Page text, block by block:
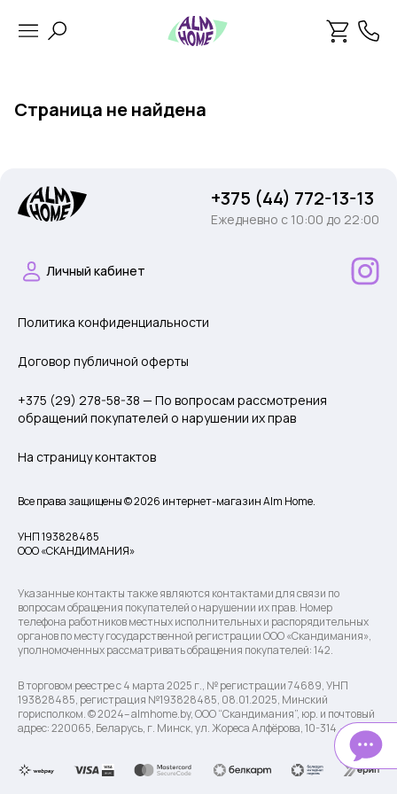
Страница не найдена
+375 (44) 772-13-13
Ежедневно c 10:00 до 22:00
Личный кабинет
Политика конфиденциальности
Договор публичной оферты
+375 (29) 278-58-38 — По вопросам рассмотрения
обращений покупателей о нарушении их прав
На страницу контактов
Все права защищены © 2026 интернет-магазин Alm Home.
УНП 193828485
ООО «СКАНДИМАНИЯ»
Указанные контакты также являются контактами для связи по
вопросам обращения покупателей о нарушении их прав. Номер
телефона работников местных исполнительных и распорядительных
органов по месту государственной регистрации ООО «Скандимания»,
уполномоченных рассматривать обращения покупателей: 142.
В торговом реестре с 4 марта 2025 г., № регистрации 74689, УНП
193828485, регистрация №193828485, 08.01.2025, Минский
горисполком. © 2024– almhome.by, ООО “Скандимания”, юр. и почтовый
адрес: 220065, Беларусь, г. Минск, ул. Жореса Алфёрова, 10-314